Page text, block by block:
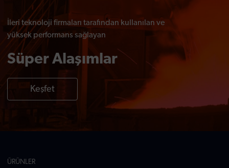
İleri teknoloji firmaları tarafından kullanılan ve
yüksek performans sağlayan
Süper Alaşımlar
Keşfet
ÜRÜNLER